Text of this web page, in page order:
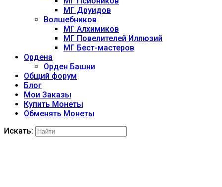
МГ Друидов
Волшебников
МГ Алхимиков
МГ Повелителей Иллюзий
МГ Бест-мастеров
Ордена
Орден Башни
Общий форум
Блог
Мои Заказы
Купить Монеты
Обменять Монеты
Искать: